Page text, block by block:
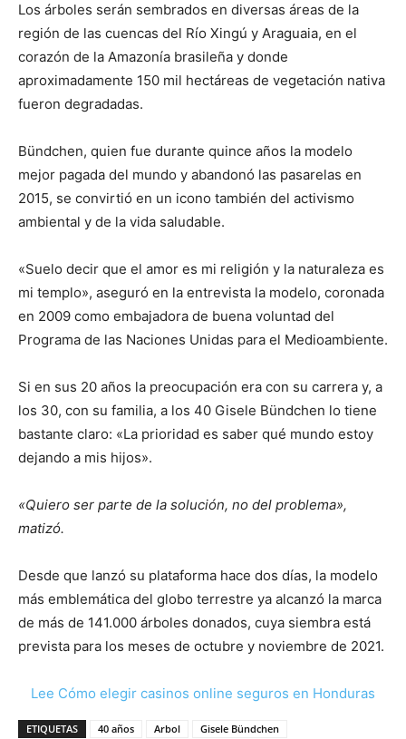
Los árboles serán sembrados en diversas áreas de la
región de las cuencas del Río Xingú y Araguaia, en el
corazón de la Amazonía brasileña y donde
aproximadamente 150 mil hectáreas de vegetación nativa
fueron degradadas.
Bündchen, quien fue durante quince años la modelo
mejor pagada del mundo y abandonó las pasarelas en
2015, se convirtió en un icono también del activismo
ambiental y de la vida saludable.
«Suelo decir que el amor es mi religión y la naturaleza es
mi templo», aseguró en la entrevista la modelo, coronada
en 2009 como embajadora de buena voluntad del
Programa de las Naciones Unidas para el Medioambiente.
Si en sus 20 años la preocupación era con su carrera y, a
los 30, con su familia, a los 40 Gisele Bündchen lo tiene
bastante claro: «La prioridad es saber qué mundo estoy
dejando a mis hijos».
«Quiero ser parte de la solución, no del problema»,
matizó.
Desde que lanzó su plataforma hace dos días, la modelo
más emblemática del globo terrestre ya alcanzó la marca
de más de 141.000 árboles donados, cuya siembra está
prevista para los meses de octubre y noviembre de 2021.
Lee Cómo elegir casinos online seguros en Honduras
ETIQUETAS 40 años Arbol Gisele Bündchen